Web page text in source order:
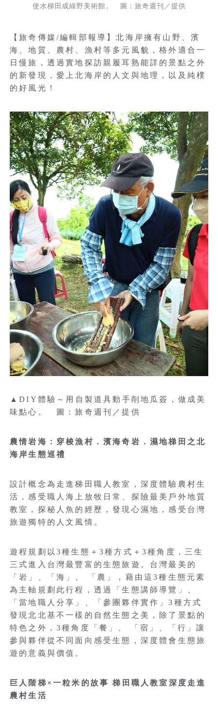
使水梯田成綠野美術館。 圖：旅奇週刊／提供
【旅奇傳媒/編輯部報導】北海岸擁有山野、濱
海、地質、農村、漁村等多元風貌，格外適合一
日慢旅，透過實地探訪親履耳熟能詳的景點之外
的新發現，愛上北海岸的人文與地理，以及純樸
的好風光！
▲DIY體驗～用自製道具動手削地瓜簽，做成美
味點心。 圖：旅奇週刊／提供
農情岩海：穿梭漁村．濱海奇岩．濕地梯田之北
海岸生態巡禮
設計概念為走進梯田職人教室，深度體驗農村生
活，感受職人海上放牧日常、探險最美戶外地質
教室，探秘人魚的經歷，發現心濕地，感受台灣
旅遊獨特的人文風情。
遊程規劃以3種生態＋3種方式＋3種角度，三生
三式進入台灣最豐富的生態旅遊。台灣最美的
「岩」、「海」、 「農」，藉由這3種生態元素
為主軸規劃此行程，透過「生態講師導覽」、
「當地職人分享」、「參團夥伴實作」3種方式
發現北北基不一樣的自然生態之美，除了景點的
特色之外，3種角度「餐」、 「宿」、「行」讓
參與夥伴從不同面向感受生態，深度體會生態旅
遊的意義與價值。
巨人階梯×一粒米的故事 梯田職人教室深度走進
農村生活